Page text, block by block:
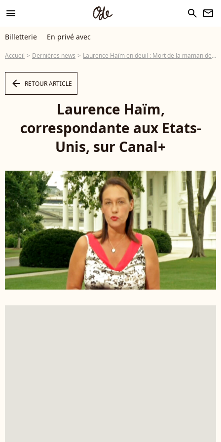
menu search newsletter
Billetterie En privé avec
Accueil Dernières news Laurence Haïm en deuil : Mort de la maman de la journaliste...
arrow_left RETOUR ARTICLE
Laurence Haïm,
correspondante aux Etats-
Unis, sur Canal+